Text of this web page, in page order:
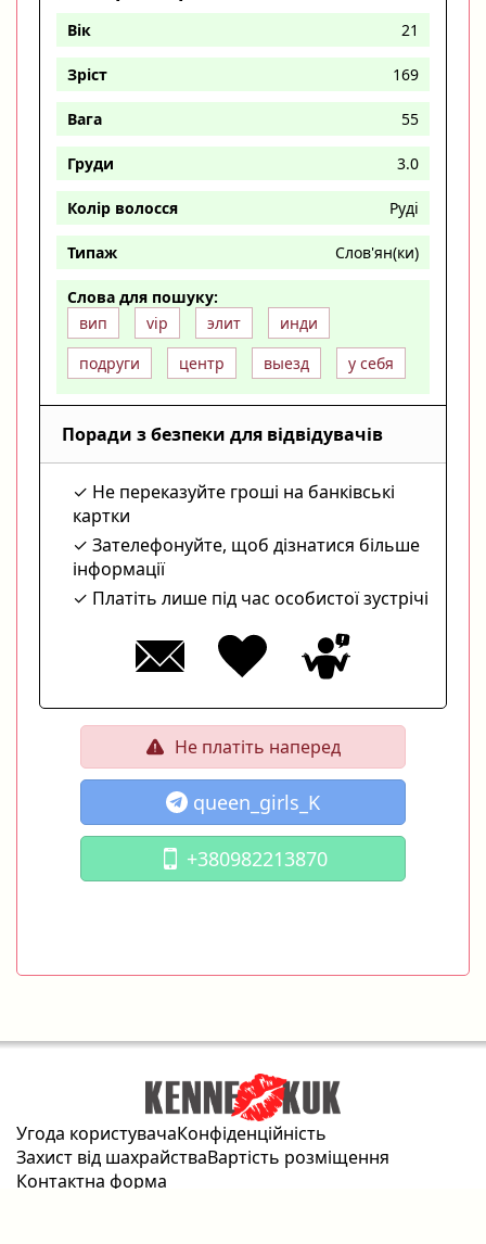
Вік 21
Зріст 169
Вага 55
Груди 3.0
Колір волосся Руді
Типаж Слов'ян(ки)
Слова для пошуку:
вип
vip элит
инди
подруги
центр выезд у себя
Поради з безпеки для відвідувачів
Не переказуйте гроші на банківські
картки
Зателефонуйте, щоб дізнатися більше
інформації
Платіть лише під час особистої зустрічі
Не платіть наперед
queen_girls_K
+380982213870
Угода користувачаКонфіденційність
Захист від шахрайстваВартість розміщення
Контактна форма